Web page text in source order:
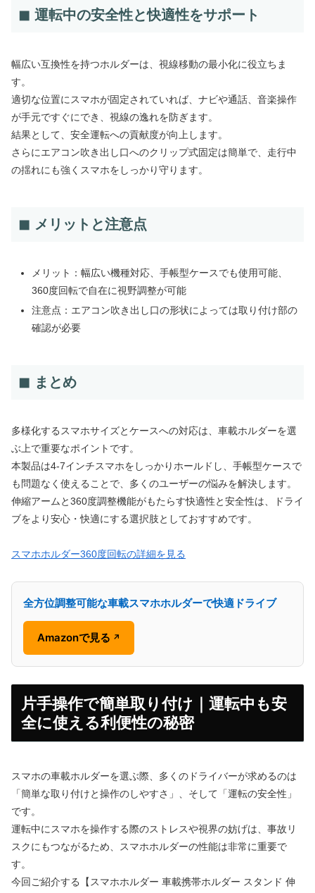
◼ 運転中の安全性と快適性をサポート
幅広い互換性を持つホルダーは、視線移動の最小化に役立ちま
す。
適切な位置にスマホが固定されていれば、ナビや通話、音楽操作
が手元ですぐにでき、視線の逸れを防ぎます。
結果として、安全運転への貢献度が向上します。
さらにエアコン吹き出し口へのクリップ式固定は簡単で、走行中
の揺れにも強くスマホをしっかり守ります。
◼ メリットと注意点
メリット：幅広い機種対応、手帳型ケースでも使用可能、
360度回転で自在に視野調整が可能
注意点：エアコン吹き出し口の形状によっては取り付け部の
確認が必要
◼ まとめ
多様化するスマホサイズとケースへの対応は、車載ホルダーを選
ぶ上で重要なポイントです。
本製品は4-7インチスマホをしっかりホールドし、手帳型ケースで
も問題なく使えることで、多くのユーザーの悩みを解決します。
伸縮アームと360度調整機能がもたらす快適性と安全性は、ドライ
ブをより安心・快適にする選択肢としておすすめです。
スマホホルダー360度回転の詳細を見る
全方位調整可能な車載スマホホルダーで快適ドライブ
Amazonで見る ↗
片手操作で簡単取り付け｜運転中も安
全に使える利便性の秘密
スマホの車載ホルダーを選ぶ際、多くのドライバーが求めるのは
「簡単な取り付けと操作のしやすさ」、そして「運転の安全性」
です。
運転中にスマホを操作する際のストレスや視界の妨げは、事故リ
スクにもつながるため、スマホホルダーの性能は非常に重要で
す。
今回ご紹介する【スマホホルダー 車載携帯ホルダー スタンド 伸